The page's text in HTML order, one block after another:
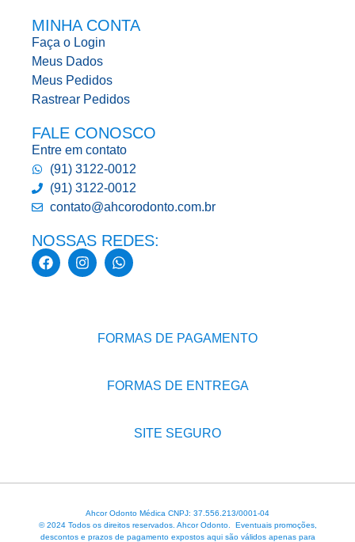
MINHA CONTA
Faça o Login
Meus Dados
Meus Pedidos
Rastrear Pedidos
FALE CONOSCO
Entre em contato
(91) 3122-0012
(91) 3122-0012
contato@ahcorodonto.com.br
NOSSAS REDES:
FORMAS DE PAGAMENTO
FORMAS DE ENTREGA
SITE SEGURO
Ahcor Odonto Médica CNPJ: 37.556.213/0001-04
© 2024 Todos os direitos reservados. Ahcor Odonto. Eventuais promoções,
descontos e prazos de pagamento expostos aqui são válidos apenas para